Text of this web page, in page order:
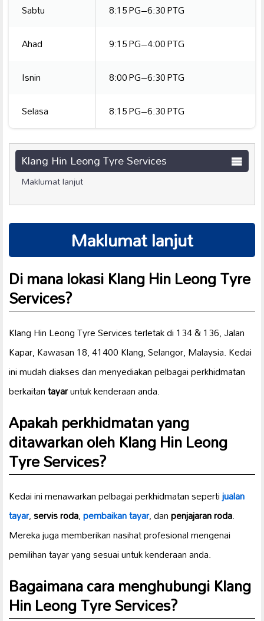
Sabtu
8:15 PG–6:30 PTG
Ahad
9:15 PG–4:00 PTG
Isnin
8:00 PG–6:30 PTG
Selasa
8:15 PG–6:30 PTG
Klang Hin Leong Tyre Services
Maklumat lanjut
Maklumat lanjut
Di mana lokasi Klang Hin Leong Tyre
Services?
Klang Hin Leong Tyre Services terletak di 134 & 136, Jalan
Kapar, Kawasan 18, 41400 Klang, Selangor, Malaysia. Kedai
ini mudah diakses dan menyediakan pelbagai perkhidmatan
berkaitantayaruntuk kenderaan anda.
Apakah perkhidmatan yang
ditawarkan oleh Klang Hin Leong
Tyre Services?
Kedai ini menawarkan pelbagai perkhidmatan sepertijualan
tayar,servis roda,pembaikan tayar, danpenjajaran roda.
Mereka juga memberikan nasihat profesional mengenai
pemilihan tayar yang sesuai untuk kenderaan anda.
Bagaimana cara menghubungi Klang
Hin Leong Tyre Services?